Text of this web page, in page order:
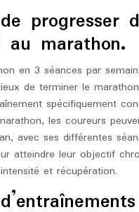
progresser
au marathon.
en 3 séances par
de terminer le
spécifiquement
les coureurs
avec ses différentes
atteindre leur objectif
et récupération.